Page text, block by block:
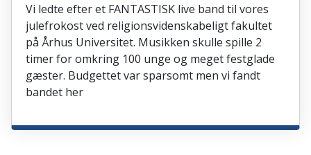
Vi ledte efter et FANTASTISK live band til vores
julefrokost ved religionsvidenskabeligt fakultet
på Århus Universitet. Musikken skulle spille 2
timer for omkring 100 unge og meget festglade
gæster. Budgettet var sparsomt men vi fandt
bandet her